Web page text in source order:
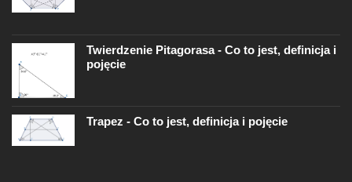
Twierdzenie Pitagorasa - Co to jest, definicja i
pojęcie
Trapez - Co to jest, definicja i pojęcie